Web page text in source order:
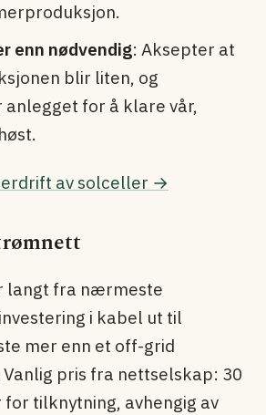
enn nødvendig: Aksepter at
blir liten, og
anlegget for å klare vår,
av solceller →
langt fra nærmeste
i kabel ut til
mer enn et off-grid
pris fra nettselskap: 30
tilknytning, avhengig av